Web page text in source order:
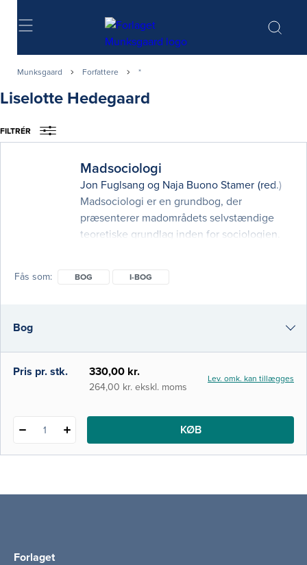
Søg
Munksgaard Forfattere *
Liselotte Hedegaard
FILTRÉR
Madsociologi
Jon Fuglsang og Naja Buono Stamer (red.)
Madsociologi er en grundbog, der
præsenterer madområdets selvstændige
teoretiske grundlag inden for sociologien.
hvordan disse kan bruges i praksis i analyser
sundhedsprofessionelle. Bogen b
Fås som BOG I-BOG
Bog
i-bog
Pris pr. stk. 330,00 kr.
264,00 kr. ekskl. moms
Lev. omk. kan tillægges
1 KØB
Forlaget